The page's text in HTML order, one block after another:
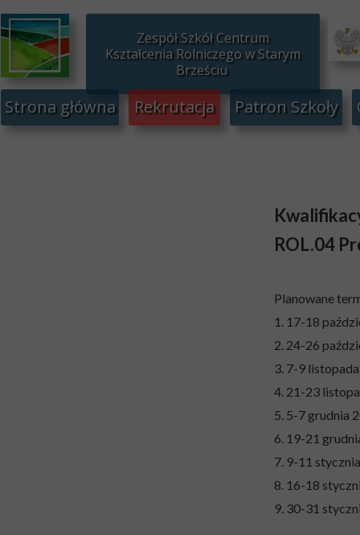
ROL.04
Planowane
1. 17-18
2. 24-26
3. 7-9
4. 21-23
5. 5-7 grudnia
6. 19-21
7. 9-11
8. 16-18
9. 30-31
Rekrutacja
Strona główna Patron Szkoły
Zespół Szkół Centrum
Kształcenia Rolniczego w Starym
Brześciu